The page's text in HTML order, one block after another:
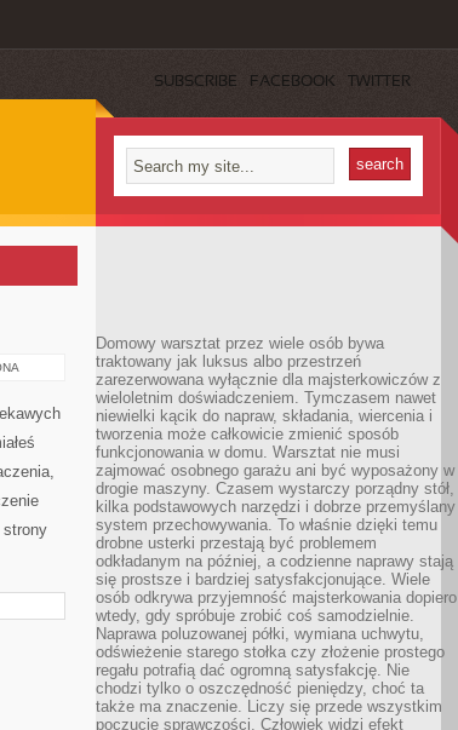
SUBSCRIBE FACEBOOK TWITTER
strony
Domowy warsztat przez wiele osób bywa
traktowany jak luksus albo przestrzeń
zarezerwowana wyłącznie dla majsterkowiczów z
wieloletnim doświadczeniem. Tymczasem nawet
niewielki kącik do napraw, składania, wiercenia i
tworzenia może całkowicie zmienić sposób
funkcjonowania w domu. Warsztat nie musi
zajmować osobnego garażu ani być wyposażony w
drogie maszyny. Czasem wystarczy porządny stół,
kilka podstawowych narzędzi i dobrze przemyślany
system przechowywania. To właśnie dzięki temu
drobne usterki przestają być problemem
odkładanym na później, a codzienne naprawy stają
się prostsze i bardziej satysfakcjonujące. Wiele
osób odkrywa przyjemność majsterkowania dopiero
wtedy, gdy spróbuje zrobić coś samodzielnie.
Naprawa poluzowanej półki, wymiana uchwytu,
odświeżenie starego stołka czy złożenie prostego
regału potrafią dać ogromną satysfakcję. Nie
chodzi tylko o oszczędność pieniędzy, choć ta
także ma znaczenie. Liczy się przede wszystkim
poczucie sprawczości. Człowiek widzi efekt